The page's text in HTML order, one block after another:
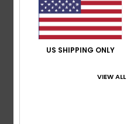
Zu klein Zu groß
US SHIPPING ONLY
VIEW